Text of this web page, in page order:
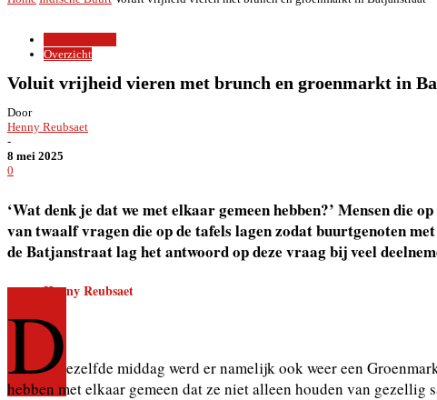
Overzicht
Voluit vrijheid vieren met brunch en groenmarkt in
Door
Henny Reubsaet
-
8 mei 2025
0
‘Wat denk je dat we met elkaar gemeen hebben?’ Mensen die
van twaalf vragen die op de tafels lagen zodat buurtgenoten
de Batjanstraat lag het antwoord op deze vraag bij veel
Henny Reubsaet
Dezelfde middag werd er namelijk ook weer een
hebben met elkaar gemeen dat ze niet alleen houden van